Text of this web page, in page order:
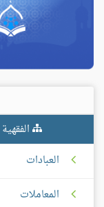
الفقهية
العبادات
المعاملات